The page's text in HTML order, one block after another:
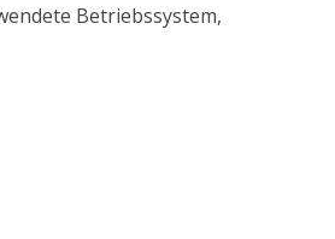
Betriebssystem,